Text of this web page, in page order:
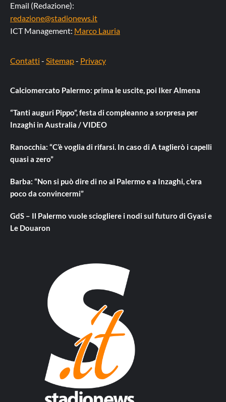
Email (Redazione):
redazione@stadionews.it
ICT Management: Marco Lauria
Contatti - Sitemap- Privacy
Calciomercato Palermo: prima le uscite, poi Iker Almena
“Tanti auguri Pippo”, festa di compleanno a sorpresa per
Inzaghi in Australia / VIDEO
Ranocchia: “C’è voglia di rifarsi. In caso di A taglierò i capelli
quasi a zero”
Barba: “Non si può dire di no al Palermo e a Inzaghi, c’era
poco da convincermi”
GdS – Il Palermo vuole sciogliere i nodi sul futuro di Gyasi e
Le Douaron